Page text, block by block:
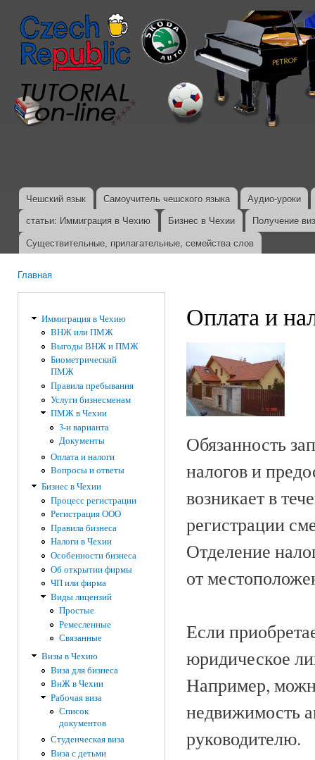
Главное меню
Чешский язык Самоучитель чешского языка
Аудио-уроки
статьи: Иммиграция в Чехию
Бизнес в Чехии
Получение
Существительные, прилагательные, семейства слов
Главная
Иммиграция в Чехию
ВНЖ или ПМЖ
Выгоды ВНЖ и ПМЖ
Биометрический
ПМЖ
Правила пребывания
Услуги бизнесменам
ПМЖ в Чехии
3-и варианта
Документы
Оплата и налоги
Вопросы и ответы
Бизнес в Чехии
Процесс регистрации
Регистрация ООО
Правила бизнеса
Налоги в Чехии
Особенности бизнеса
Об открытии фирмы
ЧП или фирма
Виды лицензий
Простые
Ремесленные
Связанные
Визы в Чехию
Виза для бизнеса
ВнЖ в Чехии
Рабочая виза
Список
документов
Студенческая виза
Виза с детьми
Оплата и
Обязанность
налогов и
возникает в
регистрации
Отделение
от
Если
юридическое
Например,
недвижимость
руководителю.